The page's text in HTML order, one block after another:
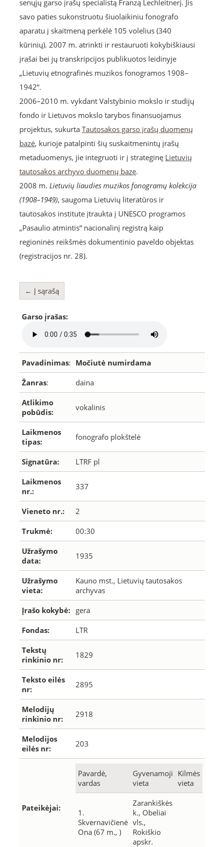
senųjų garso įrašų specialistą Franzą Lechleitnerį. Jis
savo paties sukonstruotu šiuolaikiniu fonografo
aparatu į skaitmeną perkėlė 105 volelius (340
kūrinių). 2007 m. atrinkti ir restauruoti kokybiškiausi
įrašai bei jų transkripcijos publikuotos leidinyje
„Lietuvių etnografinės muzikos fonogramos 1908–
1942“.
2006–2010 m. vykdant Valstybinio mokslo ir studijų
fondo ir Lietuvos mokslo tarybos finansuojamus
projektus, sukurta Tautosakos garso įrašų duomenų
bazė, kurioje patalpinti šių suskaitmenintų įrašų
metaduomenys, jie integruoti ir į strateginę Lietuvių
tautosakos archyvo duomenų bazę.
2008 m. Lietuvių liaudies muzikos fonogramų kolekcija
(1908–1949), saugoma Lietuvių literatūros ir
tautosakos institute įtraukta į UNESCO programos
„Pasaulio atmintis“ nacionalinį registrą kaip
regioninės reikšmės dokumentinio paveldo objektas
(registracijos nr. 28).
← Į sąrašą
Garso įrašas:
Pavadinimas: Močiutė numirdama
Žanras: daina
Atlikimo
pobūdis:
vokalinis
Laikmenos
tipas:
fonografo plokštelė
Signatūra: LTRF pl
Laikmenos
nr.:
337
Vieneto nr.: 2
Trukmė: 00:30
Užrašymo
data:
1935
Užrašymo
vieta:
Kauno mst., Lietuvių tautosakos
archyvas
Įrašo kokybė: gera
Fondas: LTR
Tekstų
rinkinio nr:
1829
Teksto eilės
nr:
2895
Melodijų
rinkinio nr:
2918
Melodijos
eilės nr:
203
Pateikėjai:
Pavardė,
vardas
Gyvenamoji
vieta
Kilmės
vieta
1.
Skvernavičienė
Ona (67 m., )
Zarankiškės
k., Obeliai
vls.,
Rokiškio
apskr.